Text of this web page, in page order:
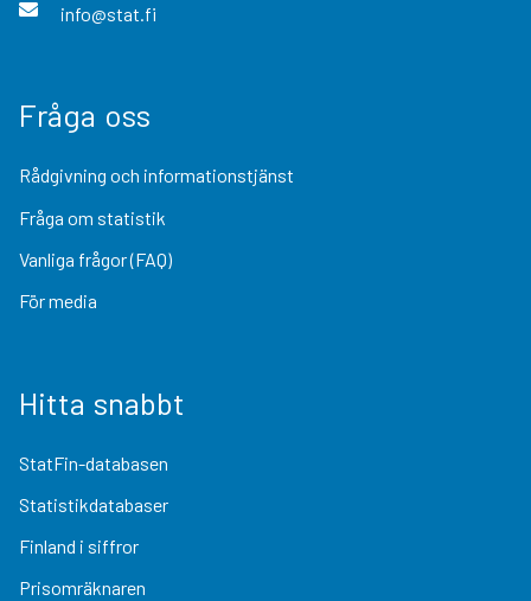
info@stat.fi
Fråga oss
Rådgivning och informationstjänst
Fråga om statistik
Vanliga frågor (FAQ)
För media
Hitta snabbt
StatFin-databasen
Statistikdatabaser
Finland i siffror
Prisomräknaren